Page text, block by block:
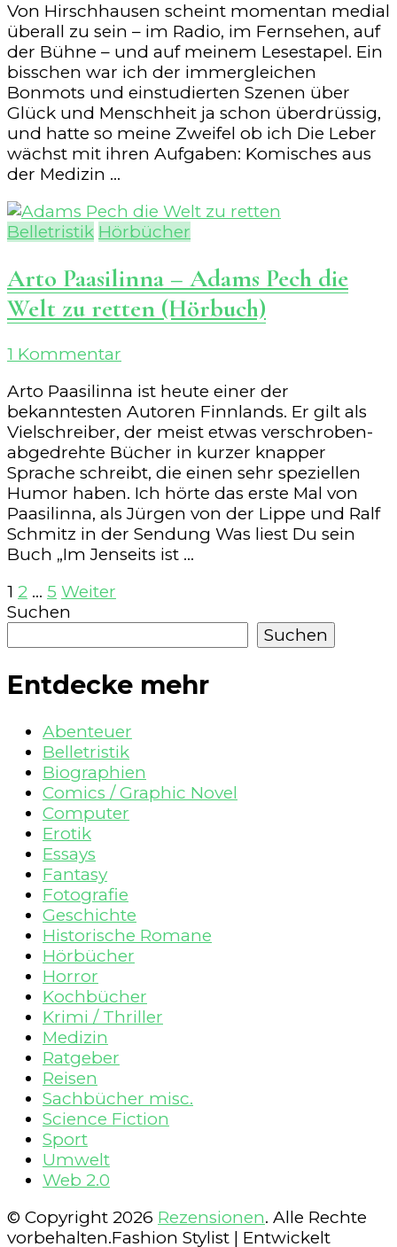
Von Hirschhausen scheint momentan medial
überall zu sein – im Radio, im Fernsehen, auf
der Bühne – und auf meinem Lesestapel. Ein
bisschen war ich der immergleichen
Bonmots und einstudierten Szenen über
Glück und Menschheit ja schon überdrüssig,
und hatte so meine Zweifel ob ich Die Leber
wächst mit ihren Aufgaben: Komisches aus
der Medizin …
Belletristik Hörbücher
Arto Paasilinna – Adams Pech die
Welt zu retten (Hörbuch)
1 Kommentar
Paasilinna
–
Adams
Pech
die
Welt
zu
retten
(Hörbuch)
Arto Paasilinna ist heute einer der
bekanntesten Autoren Finnlands. Er gilt als
Vielschreiber, der meist etwas verschroben-
abgedrehte Bücher in kurzer knapper
Sprache schreibt, die einen sehr speziellen
Humor haben. Ich hörte das erste Mal von
Paasilinna, als Jürgen von der Lippe und Ralf
Schmitz in der Sendung Was liest Du sein
Buch „Im Jenseits ist …
Seitennummerierung
der
Beiträge
Seite
1 Seite
2 … Seite
5 Weiter
Suchen
Suchen
Entdecke mehr
Abenteuer
Belletristik
Biographien
Comics / Graphic Novel
Computer
Erotik
Essays
Fantasy
Fotografie
Geschichte
Historische Romane
Hörbücher
Horror
Kochbücher
Krimi / Thriller
Medizin
Ratgeber
Reisen
Sachbücher misc.
Science Fiction
Sport
Umwelt
Web 2.0
© Copyright 2026 Rezensionen. Alle Rechte
vorbehalten.Fashion Stylist | Entwickelt